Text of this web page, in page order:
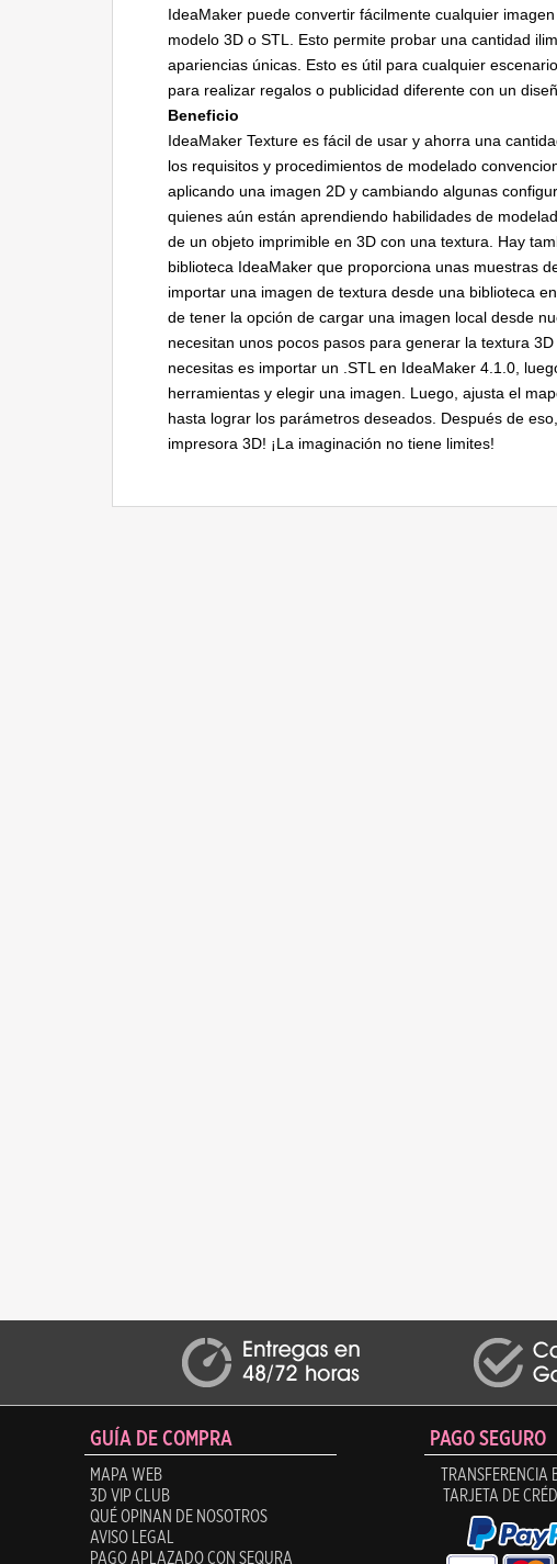
IdeaMaker puede convertir fácilmente cualquier
modelo 3D o STL. Esto permite probar una cantidad
apariencias únicas. Esto es útil para cualquier
para realizar regalos o publicidad diferente con un
Beneficio
IdeaMaker Texture es fácil de usar y ahorra una
los requisitos y procedimientos de modelado
aplicando una imagen 2D y cambiando algunas
quienes aún están aprendiendo habilidades de
de un objeto imprimible en 3D con una textura. Hay
biblioteca IdeaMaker que proporciona unas muestras
importar una imagen de textura desde una biblioteca
de tener la opción de cargar una imagen local desde
necesitan unos pocos pasos para generar la textura
necesitas es importar un .STL en IdeaMaker 4.1.0,
herramientas y elegir una imagen. Luego, ajusta el
hasta lograr los parámetros deseados. Después de
impresora 3D! ¡La imaginación no tiene limites!
GUÍA DE COMPRA
MAPA WEB
3D VIP CLUB
QUÉ OPINAN DE NOSOTROS
AVISO LEGAL
PAGO APLAZADO CON SEQURA
PAGO SEGURO
TARJETA DE